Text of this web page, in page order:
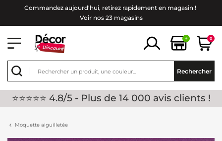
Commandez aujourd'hui, retirez rapidement en magasin !
Voir nos 23 magasins
+ 0
Rechercher
⭐⭐⭐⭐⭐ 4.8/5 - Plus de 14 000 avis clients !
Moquette aiguilletée